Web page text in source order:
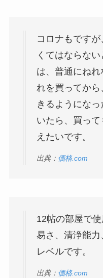
コロナもです
くてはならな
は、普通にねれ
れを買ってか
きるようにな
いたら、買っ
えたいです。
出典： 価格.com
12帖の部屋で
易さ、清浄能
レベルです。
出典： 価格.com